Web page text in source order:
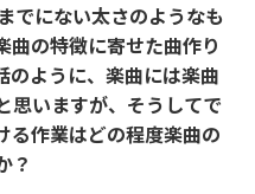
でにない太さのようなも
曲の特徴に寄せた曲作り
のように、楽曲には楽曲
思いますが、そうしてで
る作業はどの程度楽曲の
？